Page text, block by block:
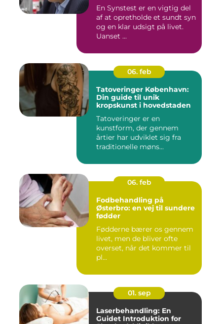
En Synstest er en vigtig del
af at opretholde et sundt syn
og en klar udsigt på livet.
Uanset ...
06. feb
Tatoveringer København:
Din guide til unik
kropskunst i hovedstaden
Tatoveringer er en
kunstform, der gennem
årtier har udviklet sig fra
traditionelle møns...
06. feb
Fodbehandling på
Østerbro: en vej til sundere
fødder
Fødderne bærer os gennem
livet, men de bliver ofte
overset, når det kommer til
pl...
01. sep
Laserbehandling: En
Guidet Introduktion for